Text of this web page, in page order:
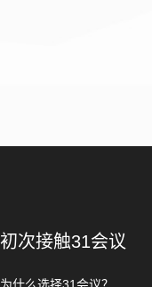
初次接触31会议